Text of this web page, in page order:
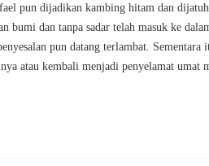
pun dijadikan kambing hitam dan
dan tanpa sadar telah masuk ke
pun datang terlambat.
atau kembali menjadi penyelamat umat